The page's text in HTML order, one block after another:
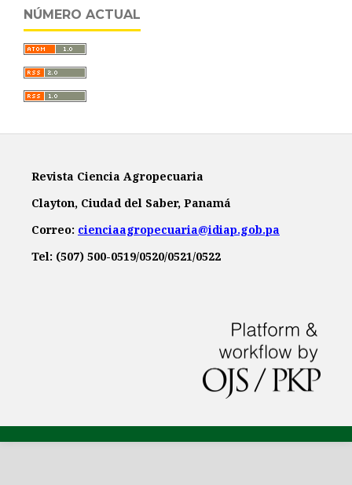
NÚMERO ACTUAL
Revista Ciencia Agropecuaria
Clayton, Ciudad del Saber, Panamá
Correo: cienciaagropecuaria@idiap.gob.pa
Tel: (507) 500-0519/0520/0521/0522